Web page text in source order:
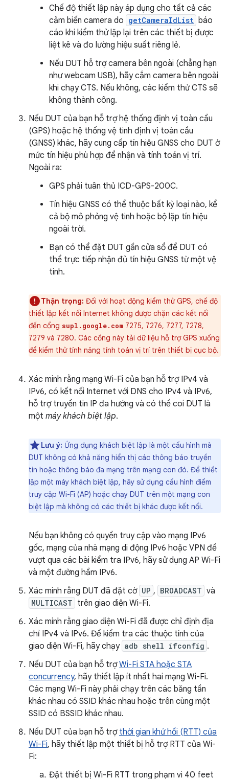
Chế độ thiết lập này áp dụng cho tất cả các
cảm biến camera do getCameraIdList báo
cáo khi kiểm thử lặp lại trên các thiết bị được
liệt kê và đo lường hiệu suất riêng lẻ.
Nếu DUT hỗ trợ camera bên ngoài (chẳng hạn
như webcam USB), hãy cắm camera bên ngoài
khi chạy CTS. Nếu không, các kiểm thử CTS sẽ
không thành công.
Nếu DUT của bạn hỗ trợ hệ thống định vị toàn cầu
(GPS) hoặc hệ thống vệ tinh định vị toàn cầu
(GNSS) khác, hãy cung cấp tín hiệu GNSS cho DUT ở
mức tín hiệu phù hợp để nhận và tính toán vị trí.
Ngoài ra:
GPS phải tuân thủ ICD-GPS-200C.
Tín hiệu GNSS có thể thuộc bất kỳ loại nào, kể
cả bộ mô phỏng vệ tinh hoặc bộ lặp tín hiệu
ngoài trời.
Bạn có thể đặt DUT gần cửa sổ để DUT có
thể trực tiếp nhận đủ tín hiệu GNSS từ một vệ
tinh.
Thận trọng: Đối với hoạt động kiểm thử GPS, chế độ
thiết lập kết nối Internet không được chặn các kết nối
đến cổng supl.google.com 7275, 7276, 7277, 7278,
7279 và 7280. Các cổng này tải dữ liệu hỗ trợ GPS xuống
để kiểm thử tính năng tính toán vị trí trên thiết bị cục bộ.
Xác minh rằng mạng Wi-Fi của bạn hỗ trợ IPv4 và
IPv6, có kết nối Internet với DNS cho IPv4 và IPv6,
hỗ trợ truyền tin IP đa hướng và có thể coi DUT là
một máy khách biệt lập.
Lưu ý: Ứng dụng khách biệt lập là một cấu hình mà
DUT không có khả năng hiển thị các thông báo truyền
tin hoặc thông báo đa mạng trên mạng con đó. Để thiết
lập một máy khách biệt lập, hãy sử dụng cấu hình điểm
truy cập Wi-Fi (AP) hoặc chạy DUT trên một mạng con
biệt lập mà không có các thiết bị khác được kết nối.
Nếu bạn không có quyền truy cập vào mạng IPv6
gốc, mạng của nhà mạng di động IPv6 hoặc VPN để
vượt qua các bài kiểm tra IPv6, hãy sử dụng AP Wi-Fi
và một đường hầm IPv6.
Xác minh rằng DUT đã đặt cờ UP , BROADCAST và
MULTICAST trên giao diện Wi-Fi.
Xác minh rằng giao diện Wi-Fi đã được chỉ định địa
chỉ IPv4 và IPv6. Để kiểm tra các thuộc tính của
giao diện Wi-Fi, hãy chạy adb shell ifconfig .
Nếu DUT của bạn hỗ trợWi-Fi STA hoặc STA
concurrency, hãy thiết lập ít nhất hai mạng Wi-Fi.
Các mạng Wi-Fi này phải chạy trên các băng tần
khác nhau có SSID khác nhau hoặc trên cùng một
SSID có BSSID khác nhau.
Nếu DUT của bạn hỗ trợ thời gian khứ hồi (RTT) của
Wi-Fi, hãy thiết lập một thiết bị hỗ trợ RTT của Wi-
Fi:
Đặt thiết bị Wi-Fi RTT trong phạm vi 40 feet